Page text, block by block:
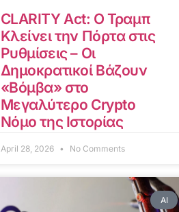
CLARITY Act: Ο Τραμπ
Κλείνει την Πόρτα στις
Ρυθμίσεις – Οι
Δημοκρατικοί Βάζουν
«Βόμβα» στο
Μεγαλύτερο Crypto
Νόμο της Ιστορίας
April 28, 2026 No Comments
AI